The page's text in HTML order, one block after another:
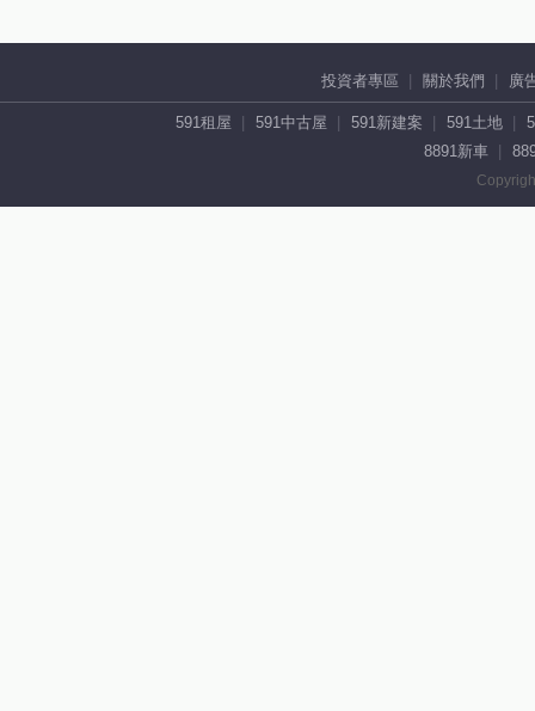
投資者專區 關於我們 廣
591租屋 591中古屋 591新建案 591土地
8891新車